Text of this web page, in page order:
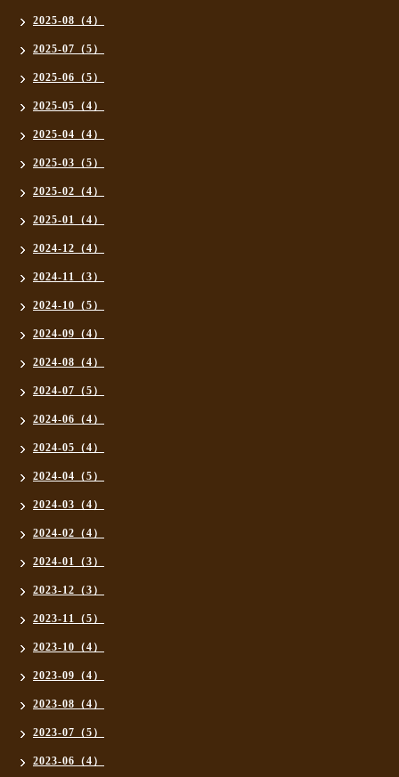
2025-08（4）
2025-07（5）
2025-06（5）
2025-05（4）
2025-04（4）
2025-03（5）
2025-02（4）
2025-01（4）
2024-12（4）
2024-11（3）
2024-10（5）
2024-09（4）
2024-08（4）
2024-07（5）
2024-06（4）
2024-05（4）
2024-04（5）
2024-03（4）
2024-02（4）
2024-01（3）
2023-12（3）
2023-11（5）
2023-10（4）
2023-09（4）
2023-08（4）
2023-07（5）
2023-06（4）